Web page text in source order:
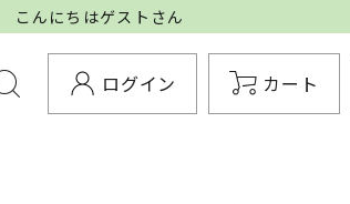
こんにちはゲストさん
ログイン カート